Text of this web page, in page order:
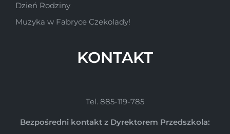
Dzień Rodziny
Muzyka w Fabryce Czekolady!
KONTAKT
Tel. 885-119-785
Bezpośredni kontakt z Dyrektorem Przedszkola: